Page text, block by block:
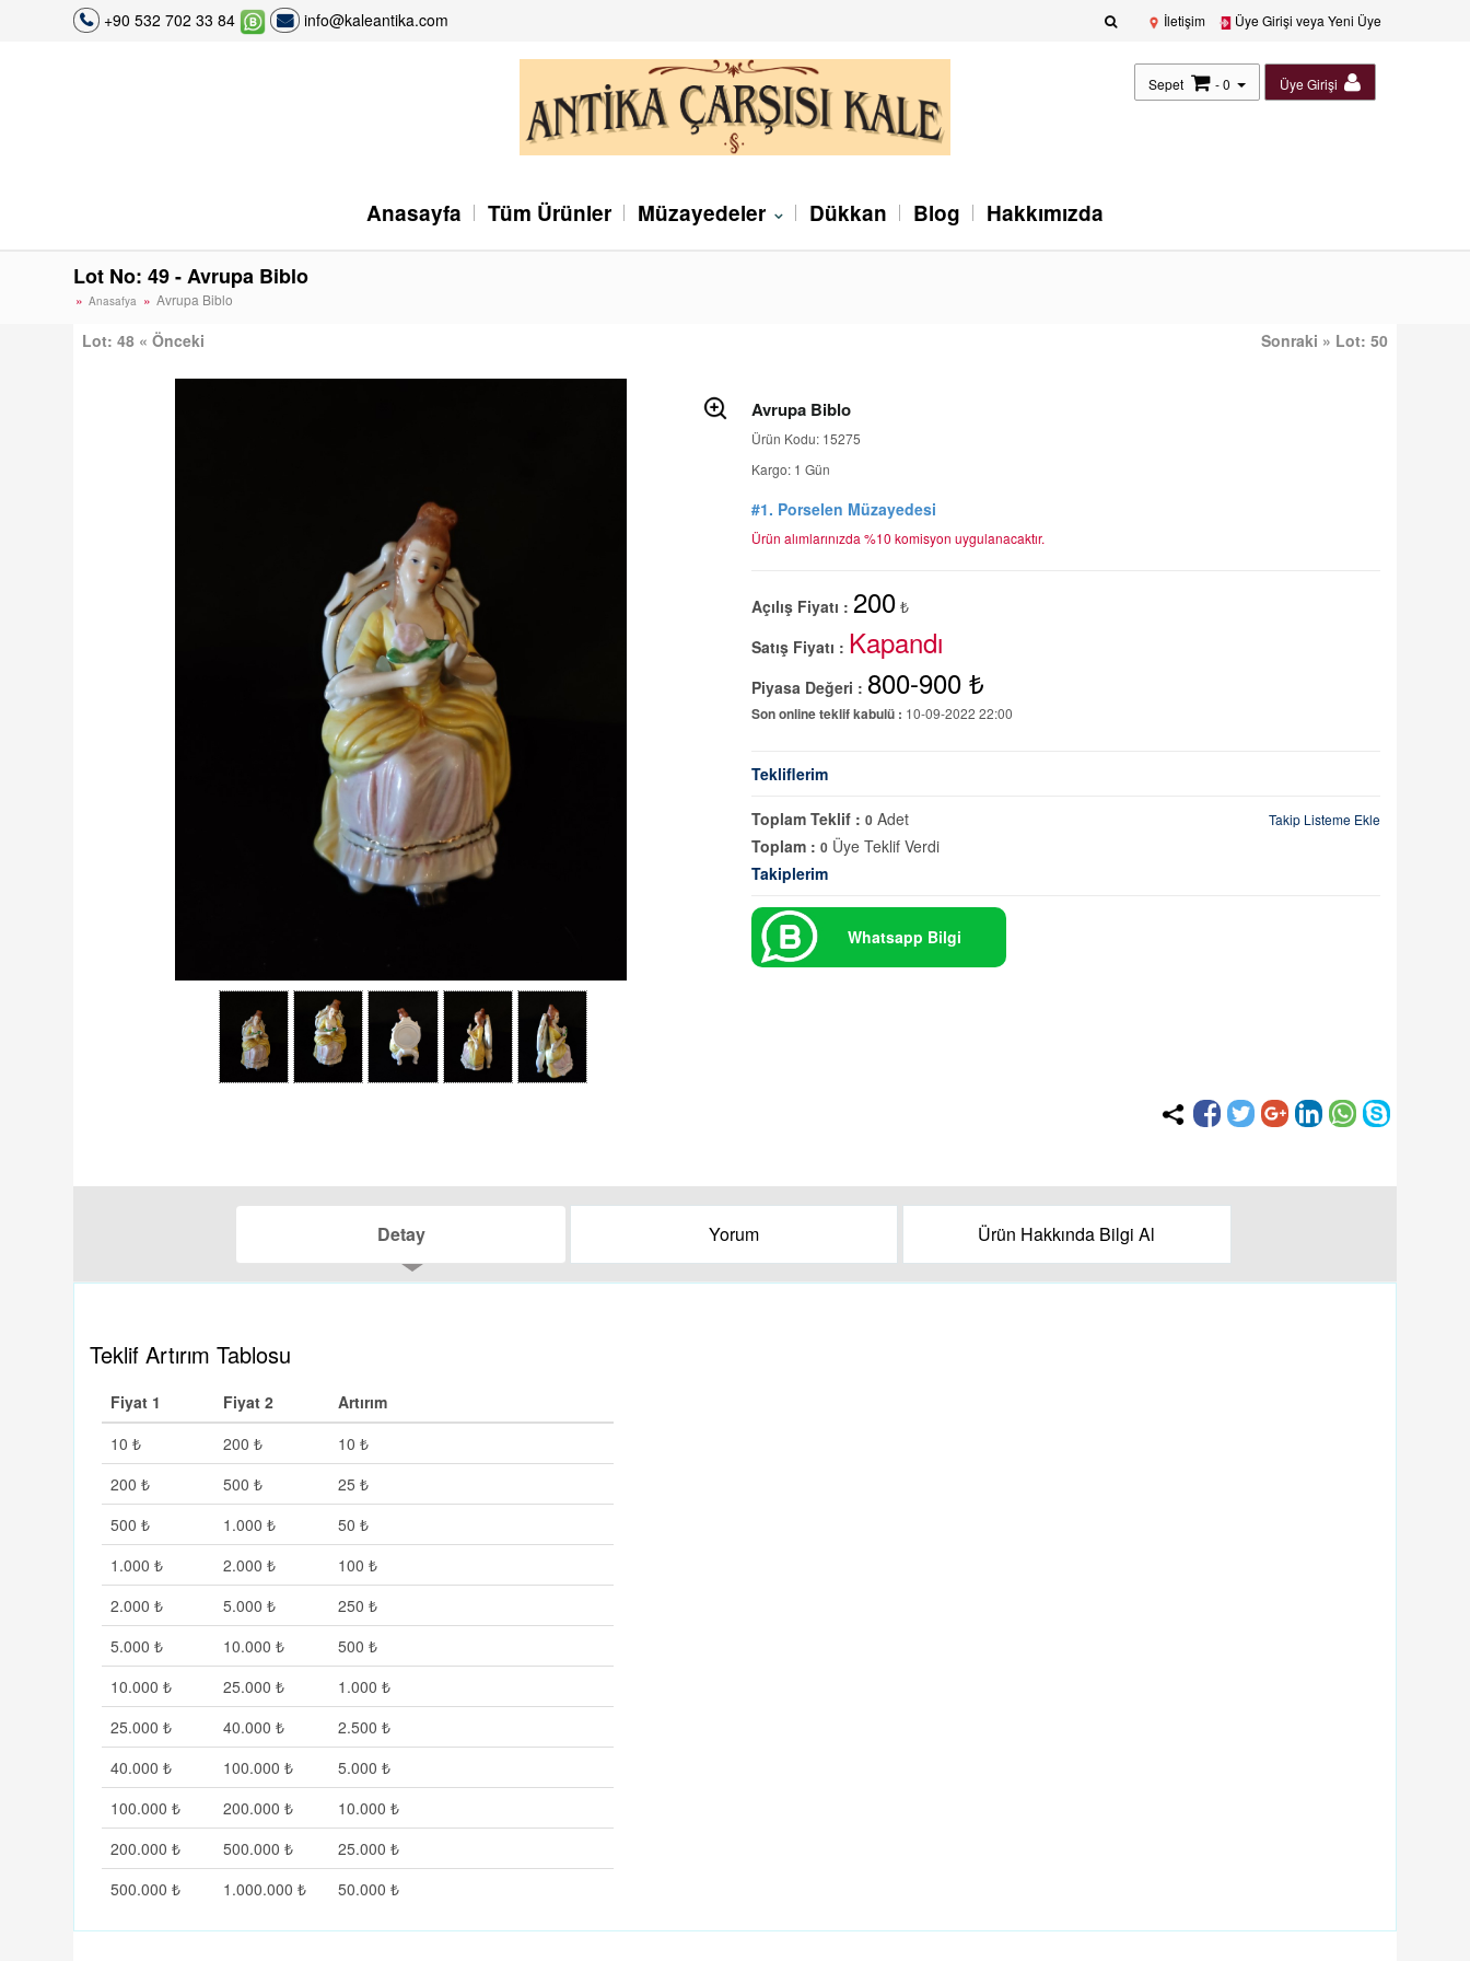
+90 532 702 33 84 info@kaleantika.com İletişim Üye Girişi veya Yeni Üye
Üye Girişi
Sepet - 0
Anasayfa Tüm Ürünler Müzayedeler Dükkan Blog Hakkımızda
Lot No: 49 - Avrupa Biblo
Anasafya Avrupa Biblo
Lot: 48 « Önceki Sonraki » Lot: 50
Avrupa Biblo
Ürün Kodu: 15275
Kargo: 1 Gün
#1. Porselen Müzayedesi
Ürün alımlarınızda %10 komisyon uygulanacaktır.
Açılış Fiyatı : 200 ₺
Satış Fiyatı : Kapandı
Piyasa Değeri : 800-900 ₺
Son online teklif kabulü : 10-09-2022 22:00
Tekliflerim
Toplam Teklif : 0 Adet
Toplam : 0 Üye Teklif Verdi
Takiplerim
Takip Listeme Ekle
Whatsapp Bilgi
Detay Yorum Ürün Hakkında Bilgi Al
Teklif Artırım Tablosu
Fiyat 1 Fiyat 2
Artırım
10 ₺
200 ₺
10 ₺
200 ₺
500 ₺
25 ₺
500 ₺
1.000 ₺
50 ₺
1.000 ₺
2.000 ₺
100 ₺
2.000 ₺
5.000 ₺
250 ₺
5.000 ₺
10.000 ₺
500 ₺
10.000 ₺
25.000 ₺
1.000 ₺
25.000 ₺
40.000 ₺
2.500 ₺
40.000 ₺
100.000 ₺
5.000 ₺
100.000 ₺
200.000 ₺
10.000 ₺
200.000 ₺
500.000 ₺
25.000 ₺
500.000 ₺
1.000.000 ₺ 50.000 ₺